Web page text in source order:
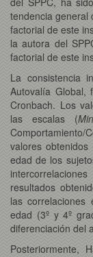
tendencia general
factorial de este
la autora del
factorial de este
La consistencia
Autovalía Global,
Cronbach. Los
las escalas (
valores
edad de los
resultados
las
edad (3º y 4º
diferenciación del
Posteriormente,